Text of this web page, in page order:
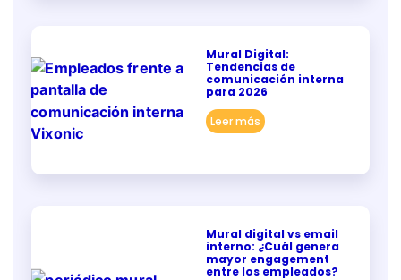
Mural Digital:
Tendencias de
comunicación interna
para 2026
Leer más
Mural digital vs email
interno: ¿Cuál genera
mayor engagement
entre los empleados?